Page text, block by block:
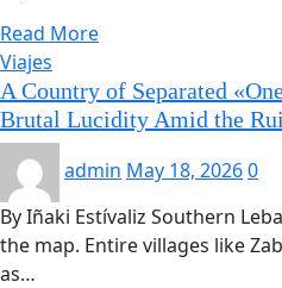
Read More
Viajes
A Country of Separated
Brutal Lucidity Amid the
admin May 18, 20260
By Iñaki Estívaliz Southern
the map. Entire villages like
as…